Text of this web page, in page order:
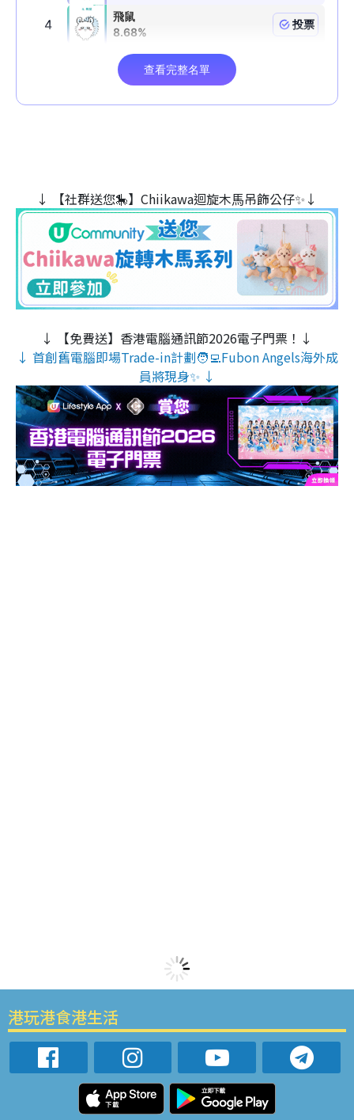
↓ 【社群送您🎠】Chiikawa迴旋木⾺吊飾公仔✨↓
↓ 【免費送】香港電腦通訊節2026電子門票！↓
↓ 首創舊電腦即場Trade-in計劃🧑‍💻Fubon Angels海外成
員將現身✨ ↓
港玩港食港生活